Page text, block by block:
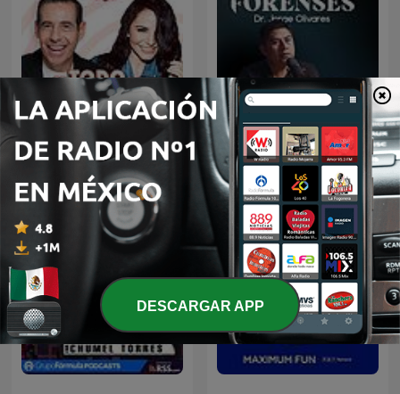
De Todo Un Mucho Relatos Forenses Podcast
DESCARGAR APP